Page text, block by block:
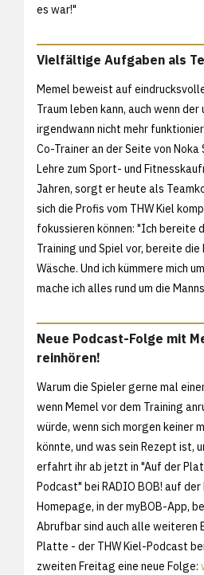
es war!"
Vielfältige Aufgaben als
Memel beweist auf
Traum leben kann, auch wenn
irgendwann nicht mehr
Co-Trainer an der Seite von Noka
Lehre zum Sport- und
Jahren, sorgt er heute als
sich die Profis vom THW Kiel
fokussieren können: "Ich bereite
Training und Spiel vor, bereite die
Wäsche. Und ich kümmere mich
mache ich alles rund um die
Neue Podcast-Folge mit
reinhören!
Warum die Spieler gerne mal
wenn Memel vor dem Training
würde, wenn sich morgen keiner
könnte, und was sein Rezept ist,
erfahrt ihr ab jetzt in "Auf der
Podcast" bei RADIO BOB! auf der
Homepage, in der myBOB-App,
Abrufbar sind auch alle weiteren
Platte - der THW Kiel-Podcast
zweiten Freitag eine neue Folge: